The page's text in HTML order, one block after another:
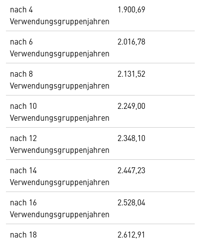
nach 4
Verwendungsgruppenjahren
1.900,69
nach 6
Verwendungsgruppenjahren
2.016,78
nach 8
Verwendungsgruppenjahren
2.131,52
nach 10
Verwendungsgruppenjahren
2.249,00
nach 12
Verwendungsgruppenjahren
2.348,10
nach 14
Verwendungsgruppenjahren
2.447,23
nach 16
Verwendungsgruppenjahren
2.528,04
nach 18
2.612,91